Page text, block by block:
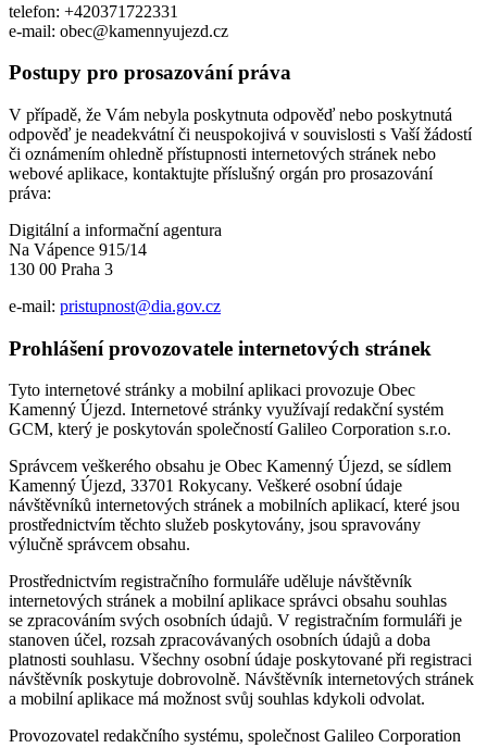
telefon: +420371722331
e-mail: obec@kamennyujezd.cz
Postupy pro prosazování práva
V případě, že Vám nebyla poskytnuta odpověď nebo poskytnutá
odpověď je neadekvátní či neuspokojivá v souvislosti s Vaší žádostí
či oznámením ohledně přístupnosti internetových stránek nebo
webové aplikace, kontaktujte příslušný orgán pro prosazování
práva:
Digitální a informační agentura
Na Vápence 915/14
130 00 Praha 3
e-mail: pristupnost@dia.gov.cz
Prohlášení provozovatele internetových stránek
Tyto internetové stránky a mobilní aplikaci provozuje Obec
Kamenný Újezd. Internetové stránky využívají redakční systém
GCM, který je poskytován společností Galileo Corporation s.r.o.
Správcem veškerého obsahu je Obec Kamenný Újezd, se sídlem
Kamenný Újezd, 33701 Rokycany. Veškeré osobní údaje
návštěvníků internetových stránek a mobilních aplikací, které jsou
prostřednictvím těchto služeb poskytovány, jsou spravovány
výlučně správcem obsahu.
Prostřednictvím registračního formuláře uděluje návštěvník
internetových stránek a mobilní aplikace správci obsahu souhlas
se zpracováním svých osobních údajů. V registračním formuláři je
stanoven účel, rozsah zpracovávaných osobních údajů a doba
platnosti souhlasu. Všechny osobní údaje poskytované při registraci
návštěvník poskytuje dobrovolně. Návštěvník internetových stránek
a mobilní aplikace má možnost svůj souhlas kdykoli odvolat.
Provozovatel redakčního systému, společnost Galileo Corporation